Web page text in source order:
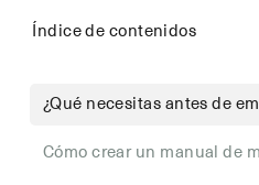
Índice de contenidos
¿Qué necesitas antes de
Cómo crear un manual de